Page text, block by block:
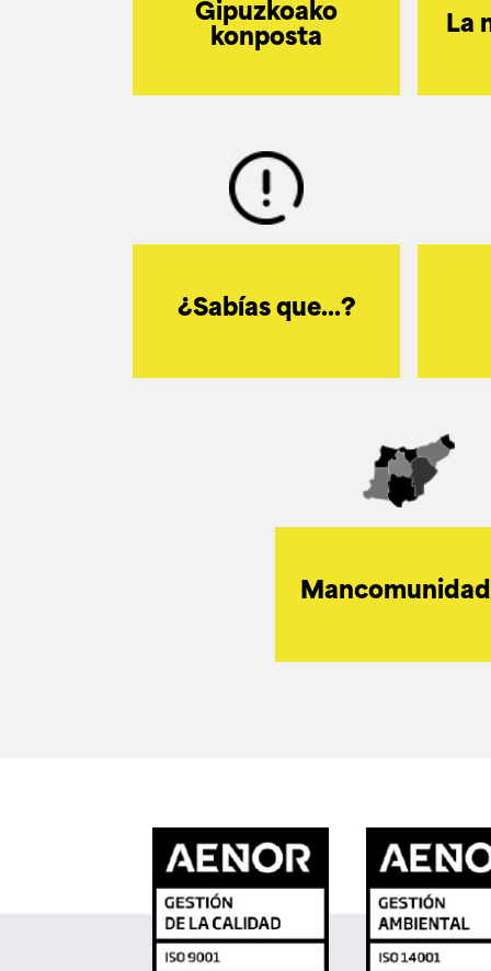
Gipuzkoako
konposta
La
¿Sabías que...?